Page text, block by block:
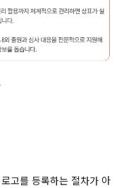
고를 등록하는 절차가 아